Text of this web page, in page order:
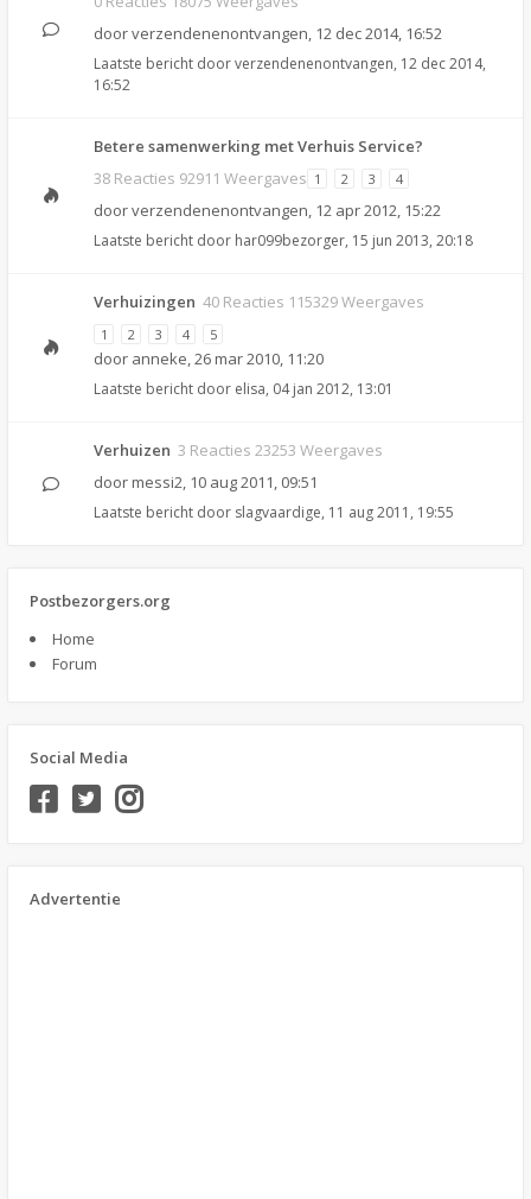
doorverzendenenontvangen, 12 dec 2014, 16:52
Laatste bericht doorverzendenenontvangen, 12 dec 2014,
16:52
Betere samenwerking met Verhuis Service?
38 Reacties 92911 Weergaves 1 2 3 4
doorverzendenenontvangen, 12 apr 2012, 15:22
Laatste bericht door har099bezorger, 15 jun 2013, 20:18
Verhuizingen 40 Reacties 115329 Weergaves
1 2 3 4 5
door anneke,26 mar 2010, 11:20
Laatste bericht door elisa, 04 jan 2012, 13:01
Verhuizen 3 Reacties 23253 Weergaves
door messi2, 10 aug 2011, 09:51
Laatste bericht door slagvaardige, 11 aug 2011, 19:55
Postbezorgers.org
Home
Forum
Social Media
Advertentie